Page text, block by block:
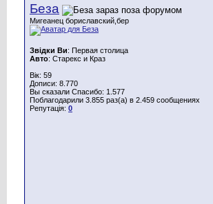
Беза
Мигеанец бориславский,бер
Звідки Ви: Первая столица
Авто: Старекс и Краз
Вік: 59
Дописи: 8.770
Вы сказали Спасибо: 1.577
Поблагодарили 3.855 раз(а) в 2.459 сообщениях
Репутація: 0